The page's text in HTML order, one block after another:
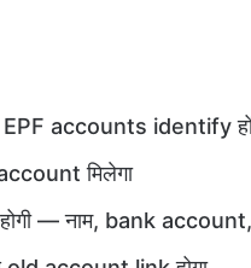
EPF accounts identify
मिलेगा
— नाम, bank